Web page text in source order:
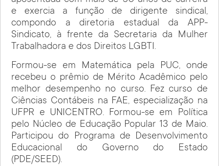
e exercia a função de dirigente sindical,
compondo a diretoria estadual da APP-
Sindicato, à frente da Secretaria da Mulher
Trabalhadora e dos Direitos LGBTI.
Formou-se em Matemática pela PUC, onde
recebeu o prêmio de Mérito Acadêmico pelo
melhor desempenho no curso. Fez curso de
Ciências Contábeis na FAE, especialização na
UFPR e UNICENTRO. Formou-se em Política
pelo Núcleo de Educação Popular 13 de Maio.
Participou do Programa de Desenvolvimento
Educacional do Governo do Estado
(PDE/SEED).